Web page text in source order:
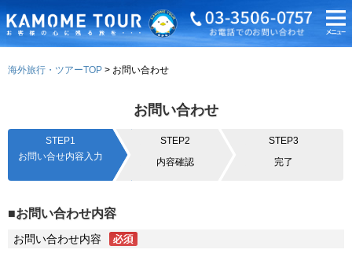
海外旅行・ツアーTOP お問い合わせ
お問い合わせ
STEP1
お問い合せ内容入力
STEP2
内容確認
STEP3
完了
■お問い合わせ内容
お問い合わせ内容